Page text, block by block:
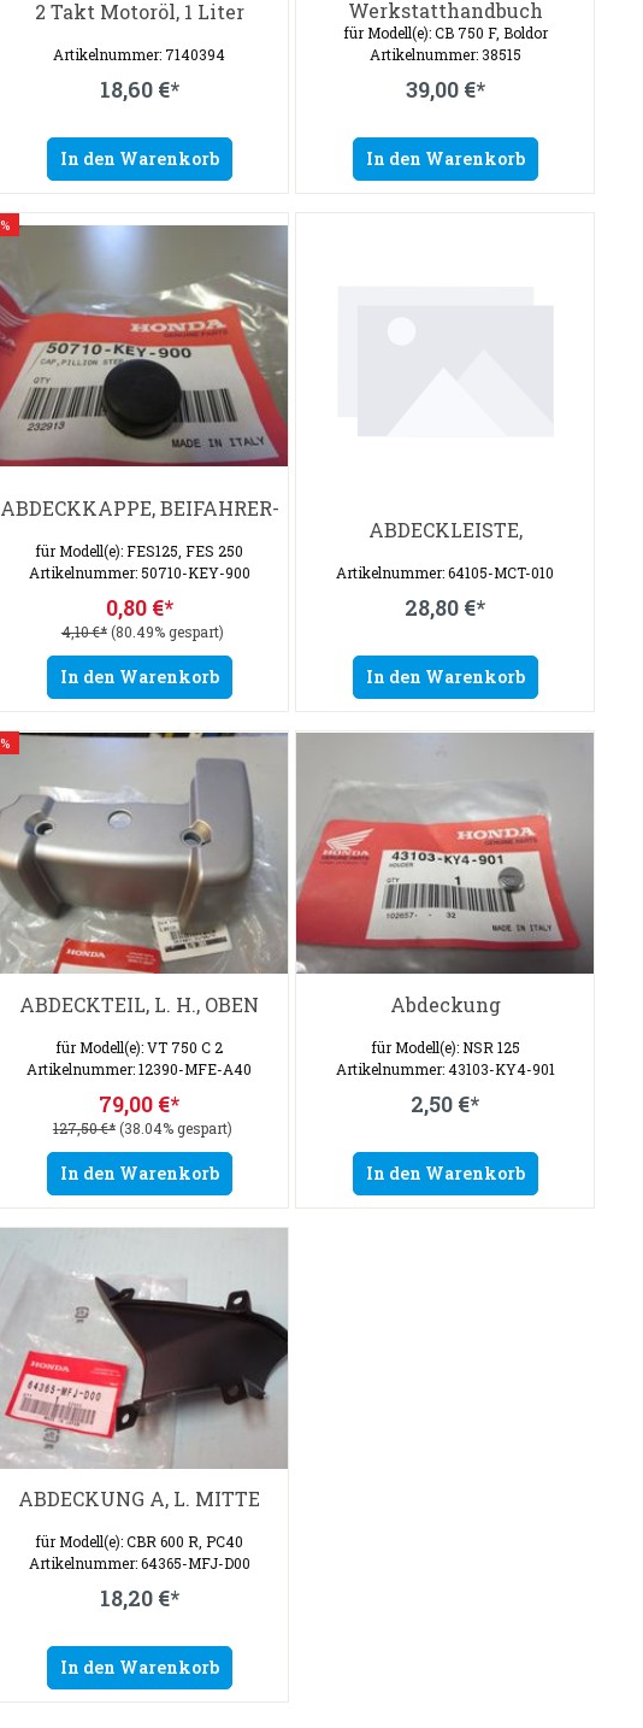
2 Takt Motoröl, 1 Liter
Artikelnummer: 7140394
18,60 €*
In den Warenkorb
Werkstatthandbuch
für Modell(e): CB 750 F, Boldor
Artikelnummer: 38515
39,00 €*
In den Warenkorb
%
ABDECKKAPPE, BEIFAHRER-
für Modell(e): FES125, FES 250
Artikelnummer: 50710-KEY-900
0,80 €*
4,10 €* (80.49% gespart)
In den Warenkorb
ABDECKLEISTE,
Artikelnummer: 64105-MCT-010
28,80 €*
In den Warenkorb
%
ABDECKTEIL, L. H., OBEN
für Modell(e): VT 750 C 2
Artikelnummer: 12390-MFE-A40
79,00 €*
127,50 €* (38.04% gespart)
In den Warenkorb
Abdeckung
für Modell(e): NSR 125
Artikelnummer: 43103-KY4-901
2,50 €*
In den Warenkorb
ABDECKUNG A, L. MITTE
für Modell(e): CBR 600 R, PC40
Artikelnummer: 64365-MFJ-D00
18,20 €*
In den Warenkorb